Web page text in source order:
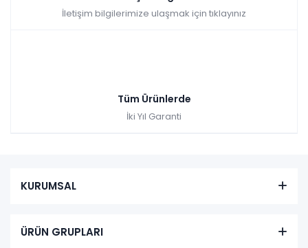
İletişim bilgilerimize ulaşmak için tıklayınız
Tüm Ürünlerde
İki Yıl Garanti
KURUMSAL
ÜRÜN GRUPLARI